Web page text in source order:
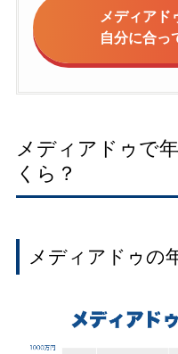
メディアド
自分に合っ
メディアドゥで
くら？
メディアドゥの